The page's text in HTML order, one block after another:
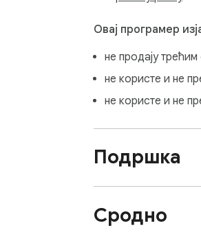
Овај програмер
не продају
не користе и не
не користе и не
Подршка
Сродно